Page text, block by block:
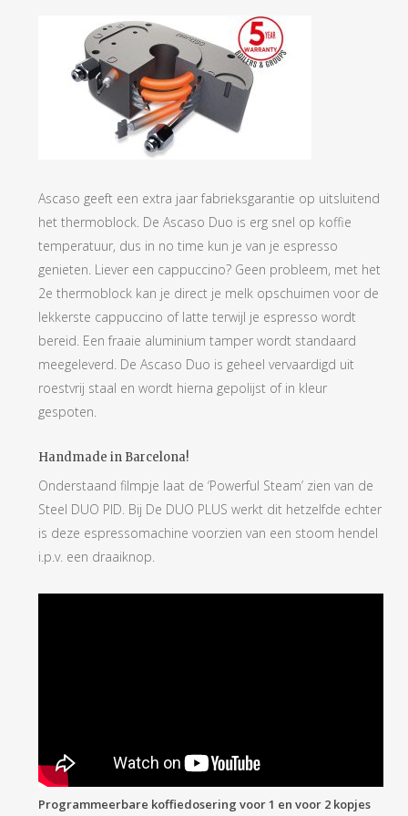
Ascaso geeft een extra jaar fabrieksgarantie op uitsluitend
het thermoblock. De Ascaso Duo is erg snel op koffie
temperatuur, dus in no time kun je van je espresso
genieten. Liever een cappuccino? Geen probleem, met het
2e thermoblock kan je direct je melk opschuimen voor de
lekkerste cappuccino of latte terwijl je espresso wordt
bereid. Een fraaie aluminium tamper wordt standaard
meegeleverd. De Ascaso Duo is geheel vervaardigd uit
roestvrij staal en wordt hierna gepolijst of in kleur
gespoten.
Handmade in Barcelona!
Onderstaand filmpje laat de ‘Powerful Steam’ zien van de
Steel DUO PID. Bij De DUO PLUS werkt dit hetzelfde echter
is deze espressomachine voorzien van een stoom hendel
i.p.v. een draaiknop.
Programmeerbare koffiedosering voor 1 en voor 2 kopjes